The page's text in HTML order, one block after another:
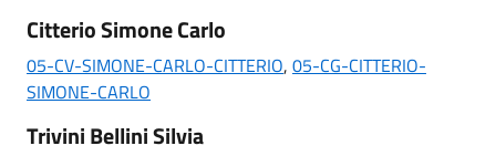
Citterio Simone Carlo
05-CV-SIMONE-CARLO-CITTERIO, 05-CG-CITTERIO-
SIMONE-CARLO
Trivini Bellini Silvia